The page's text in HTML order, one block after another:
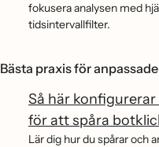
fokusera analysen med
tidsintervallfilter.
Bästa praxis för
Så här
för att spåra
Lär dig hur du spårar och